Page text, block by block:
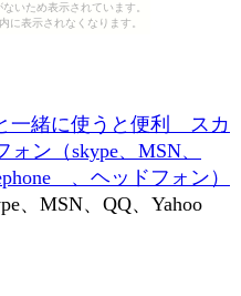
いため表示されています。
に表示されなくなります。
一緒に使うと便利 スカ
ン（skype、MSN、
、ヘッドフォン）
、MSN、QQ、Yahoo